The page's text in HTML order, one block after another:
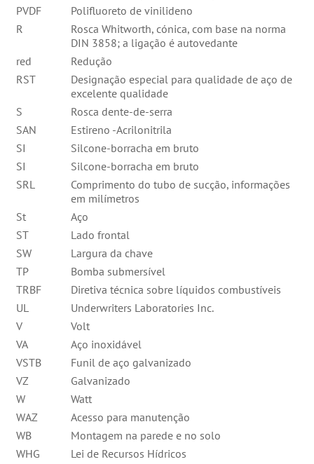
PVDF
Polifluoreto de vinilideno
R
Rosca Whitworth, cónica, com base na norma
DIN 3858; a ligação é autovedante
red
Redução
RST
Designação especial para qualidade de aço de
excelente qualidade
S
Rosca dente-de-serra
SAN
Estireno -Acrilonitrila
SI
Silcone-borracha em bruto
SI
Silcone-borracha em bruto
SRL
Comprimento do tubo de sucção, informações
em milímetros
St
Aço
ST
Lado frontal
SW
Largura da chave
TP
Bomba submersível
TRBF
Diretiva técnica sobre líquidos combustíveis
UL
Underwriters Laboratories Inc.
V
Volt
VA
Aço inoxidável
VSTB
Funil de aço galvanizado
VZ
Galvanizado
W
Watt
WAZ
Acesso para manutenção
WB
Montagem na parede e no solo
WHG
Lei de Recursos Hídricos